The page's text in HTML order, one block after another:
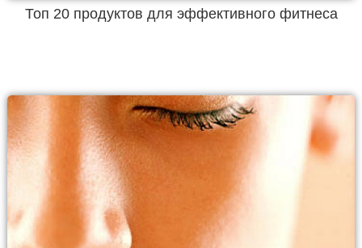
Топ 20 продуктов для эффективного фитнеса